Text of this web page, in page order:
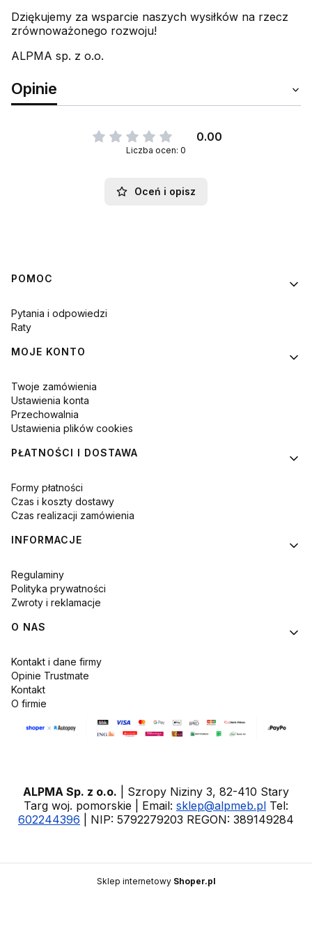
Dziękujemy za wsparcie naszych wysiłków na rzecz
zrównoważonego rozwoju!
ALPMA sp. z o.o.
Opinie
0.00
Liczba ocen: 0
Oceń i opisz
Linki w stopce
POMOC
Pytania i odpowiedzi
Raty
MOJE KONTO
Twoje zamówienia
Ustawienia konta
Przechowalnia
Ustawienia plików cookies
PŁATNOŚCI I DOSTAWA
Formy płatności
Czas i koszty dostawy
Czas realizacji zamówienia
INFORMACJE
Regulaminy
Polityka prywatności
Zwroty i reklamacje
O NAS
Kontakt i dane firmy
Opinie Trustmate
Kontakt
O firmie
ALPMA Sp. z o.o. | Szropy Niziny 3, 82-410 Stary
Targ woj. pomorskie | Email: sklep@alpmeb.pl Tel:
602244396 | NIP: 5792279203 REGON: 389149284
Sklep internetowy Shoper.pl